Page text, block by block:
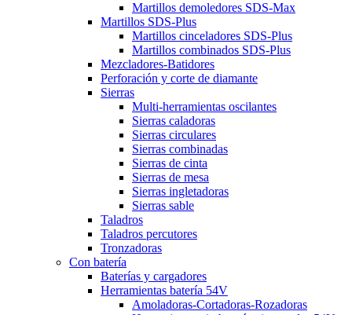
Martillos demoledores SDS-Max
Martillos SDS-Plus
Martillos cinceladores SDS-Plus
Martillos combinados SDS-Plus
Mezcladores-Batidores
Perforación y corte de diamante
Sierras
Multi-herramientas oscilantes
Sierras caladoras
Sierras circulares
Sierras combinadas
Sierras de cinta
Sierras de mesa
Sierras ingletadoras
Sierras sable
Taladros
Taladros percutores
Tronzadoras
Con batería
Baterías y cargadores
Herramientas batería 54V
Amoladoras-Cortadoras-Rozadoras